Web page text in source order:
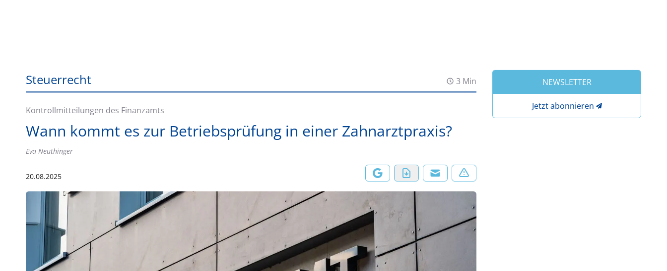
Steuerrecht 3 Min
Kontrollmitteilungen des Finanzamts
Wann kommt es zur Betriebsprüfung in einer Zahnarztpraxis?
Eva Neuthinger
20.08.2025
NEWSLETTER
Jetzt abonnieren